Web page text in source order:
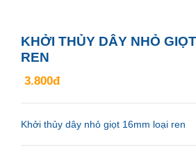
KHỞI THỦY DÂY NHỎ
REN
3.800đ
Khởi thủy dây nhỏ giọt 16mm loại ren